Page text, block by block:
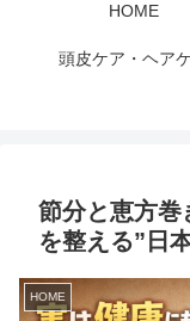
HOME
頭皮ケア・ヘア
節分と恵方巻
を整える”日
HOME